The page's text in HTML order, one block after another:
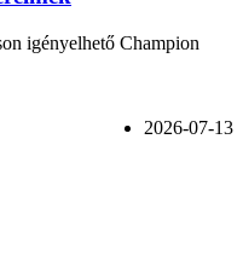
igényelhető Champion
2026-07-13